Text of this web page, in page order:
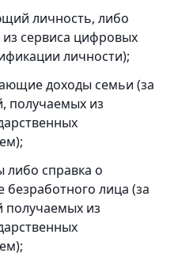
личность, либо
сервиса цифровых
личности);
доходы семьи (за
получаемых из
либо справка о
безработного лица (за
получаемых из